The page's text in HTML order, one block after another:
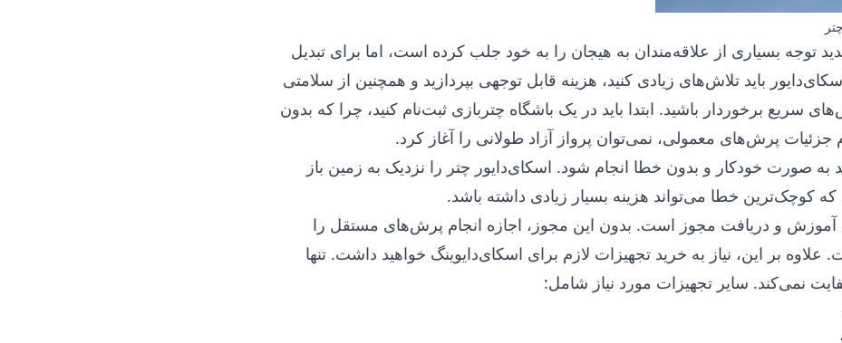
توجه بسیاری از علاقه‌مندان به هیجان را به خود جلب کرده است، اما برای تبدیل
باید تلاش‌های زیادی کنید، هزینه قابل توجهی بپردازید و همچنین از سلامتی
سریع برخوردار باشید. ابتدا باید در یک باشگاه چتربازی ثبت‌نام کنید، چرا که بدون
جزئیات پرش‌های معمولی، نمی‌توان پرواز آزاد طولانی را آغاز کرد.
به صورت خودکار و بدون خطا انجام شود. اسکای‌دایور چتر را نزدیک به زمین باز
کوچک‌ترین خطا می‌تواند هزینه بسیار زیادی داشته باشد.
آموزش و دریافت مجوز است. بدون این مجوز، اجازه انجام پرش‌های مستقل را
علاوه بر این، نیاز به خرید تجهیزات لازم برای اسکای‌دایوینگ خواهید داشت. تنها
نمی‌کند. سایر تجهیزات مورد نیاز شامل: